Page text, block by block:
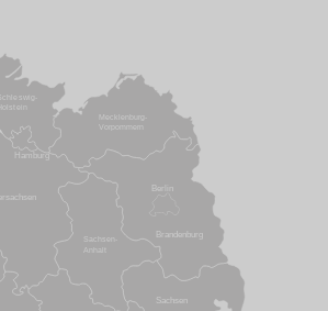
Schleswig-
Hamburg
Mecklenburg-
Vorpommern
Brandenburg
Sachsen
Sachsen-
Anhalt
Berlin